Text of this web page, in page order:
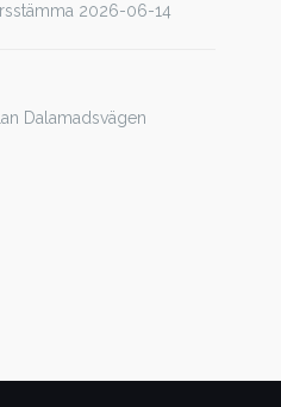
2026-06-14
Dalamadsvägen